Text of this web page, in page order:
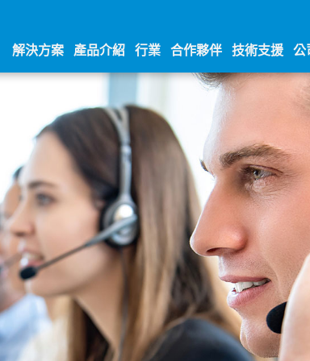
解決方案 產品介紹 行業 合作夥伴 技術支援 公